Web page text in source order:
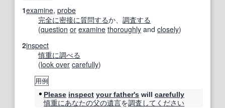
1examine, probe
完全に密接に質問するか、 調査する
(question or examine thoroughly and closely)
2inspect
慎重に調べる
(look over carefully)
用例
Please inspect your father's will carefully
慎重にあなたの父の遺言を調査 してください